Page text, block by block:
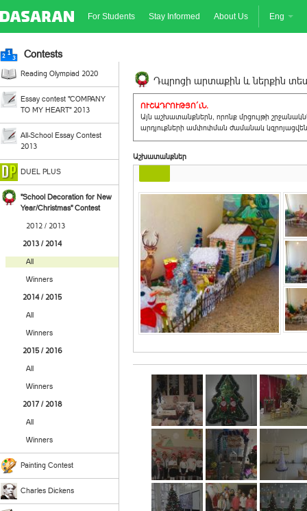
For Students Stay Informed About Us Eng
Contests
Reading Olympiad 2020
Essay contest "COMPANY
TO MY HEART" 2013
All-School Essay Contest
2013
DUEL PLUS
"School Decoration for New
Year/Christmas" Contest
2012 / 2013
2013 / 2014
All
Winners
2014 / 2015
All
Winners
2015 / 2016
All
Winners
2017 / 2018
All
Winners
Painting Contest
Charles Dickens
Դպրոցի արտաքին և ներքին
ՈՒՇԱԴՐՈՒԹՅՈ´ւՆ.
Այն աշխատանքներն, որոնք մրցույթի
արդյուքների ամփոփման ժամանակ
Աշխատանքներ